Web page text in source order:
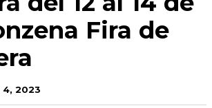
Fira de
4, 2023